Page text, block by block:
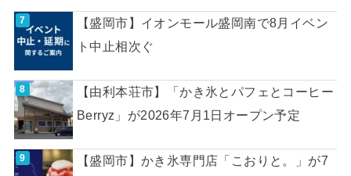
【盛岡市】イオンモール盛岡南で8月イベン
ト中止相次ぐ
【由利本荘市】「かき氷とパフェとコーヒー
Berryz」が2026年7月1日オープン予定
【盛岡市】かき氷専門店「こおりと。」が7